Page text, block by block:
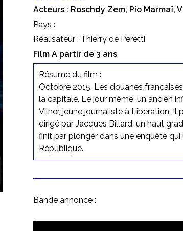
Acteurs : Roschdy Zem, Pio Marmaï,
Pays :
Réalisateur : Thierry de Peretti
Film A partir de 3 ans
Résumé du film :
Octobre 2015. Les douanes
la capitale. Le jour même, un ancien
Vilner, jeune journaliste à Libération. Il
dirigé par Jacques Billard, un haut
finit par plonger dans une enquête qui
République.
Bande annonce :